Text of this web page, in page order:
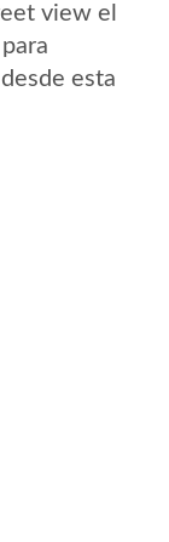
view el
esta